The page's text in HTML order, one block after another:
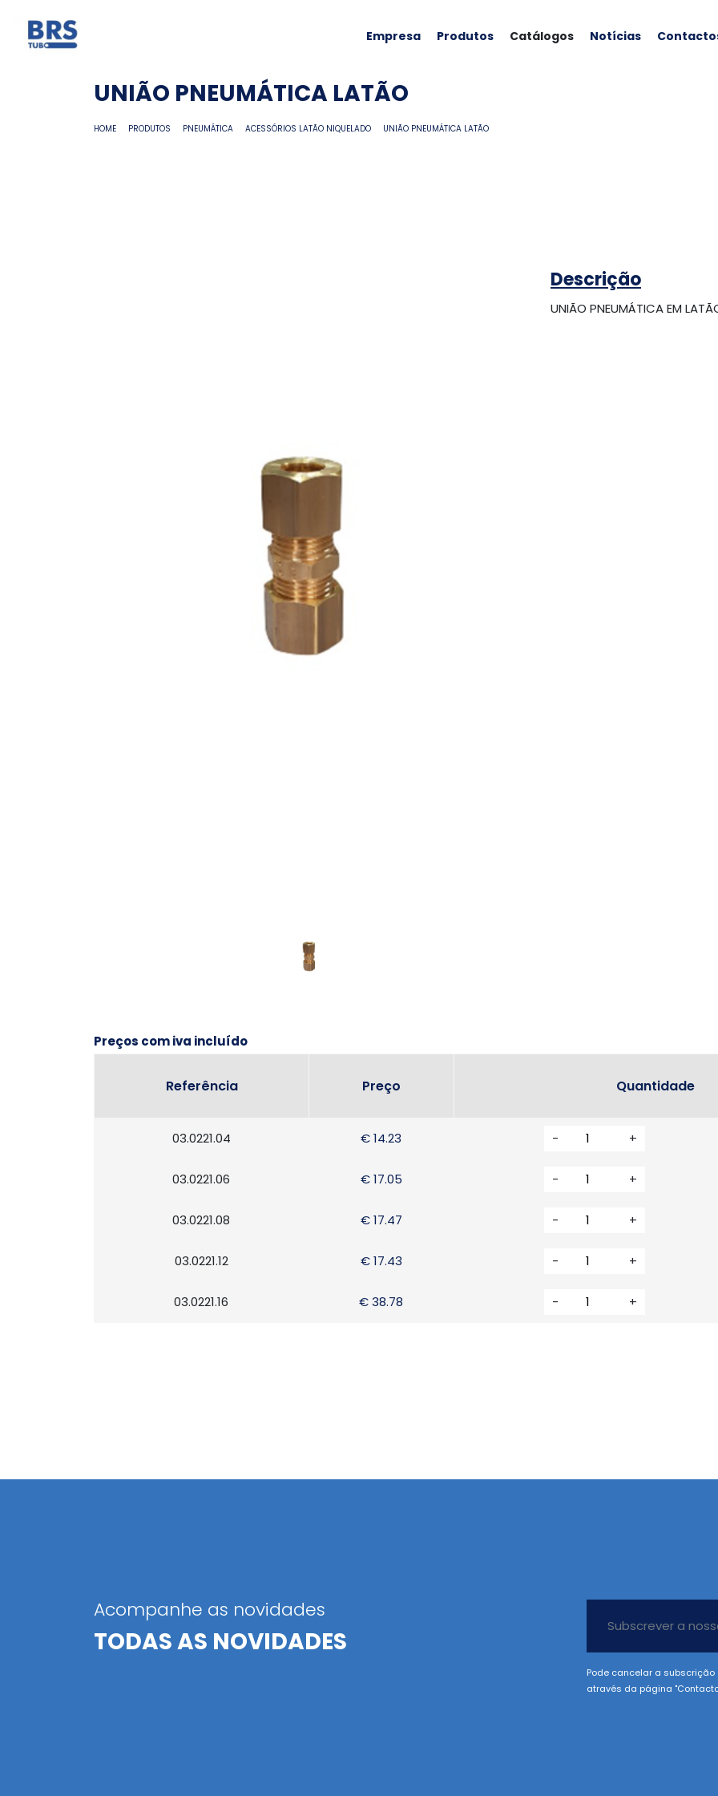
Empresa Produtos Catálogos Notícias
UNIÃO PNEUMÁTICA LATÃO
HOME PRODUTOS PNEUMÁTICA ACESSÓRIOS LATÃO NIQUELADO UNIÃO PNEUMÁTICA LATÃO
Descrição
UNIÃO PNEUMÁTICA EM
Preços com iva incluído
Referência Preço Quantidade
03.0221.04 € 14.23 - +
03.0221.06 € 17.05 - +
03.0221.08 € 17.47 - +
03.0221.12 € 17.43 - +
03.0221.16 € 38.78 - +
Acompanhe as novidades
TODAS AS NOVIDADES
Pode cancelar a
através da página